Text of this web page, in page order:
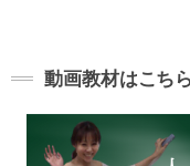
動画教材はこち